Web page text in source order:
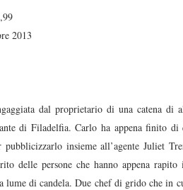
2013
dal proprietario di una catena di
di Filadelfia. Carlo ha appena finito
insieme all’agente Juliet
delle persone che hanno appena
lume di candela. Due chef di grido che in